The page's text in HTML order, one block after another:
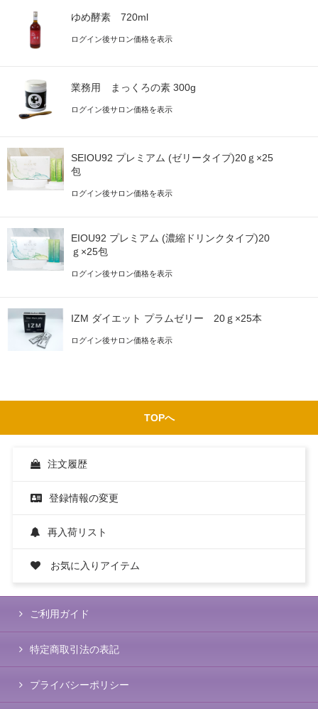
ゆめ酵素 720ml
ログイン後サロン価格を表示
業務用 まっくろの素 300g
ログイン後サロン価格を表示
SEIOU92 プレミアム (ゼリータイプ)20ｇ×25
包
ログイン後サロン価格を表示
EIOU92 プレミアム (濃縮ドリンクタイプ)20
ｇ×25包
ログイン後サロン価格を表示
IZM ダイエット プラムゼリー 20ｇ×25本
ログイン後サロン価格を表示
TOPへ
注文履歴
登録情報の変更
再入荷リスト
お気に入りアイテム
ご利用ガイド
特定商取引法の表記
プライバシーポリシー